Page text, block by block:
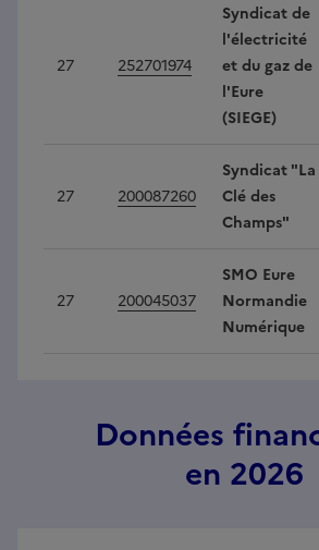
27 252701974
Syndicat de
l'électricité
et du gaz de
l'Eure
(SIEGE)
27 200087260
Syndicat "La
Clé des
Champs"
27 200045037
SMO Eure
Normandie
Numérique
Données
en 2026